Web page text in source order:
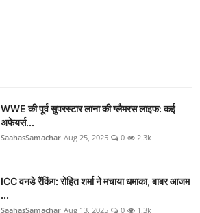
WWE की पूर्व सुपरस्टार लाना की ग्लैमरस लाइफ: कई
अफेयर्स...
SaahasSamachar Aug 25, 2025 0 2.3k
ICC वनडे रैंकिंग: रोहित शर्मा ने मचाया धमाका, बाबर आजम
...
SaahasSamachar Aug 13, 2025 0 1.3k